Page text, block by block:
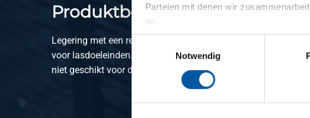
Parteien mit denen wir
an.
Einwilligungsauswahl
Notwendig
Produktbeschreibung
Legering met een relatief hoog kopergehalte. Hierdoor is ze
voor lasdoeleinden. De legering heeft een lage
niet geschikt voor decoratieve anodisatie.